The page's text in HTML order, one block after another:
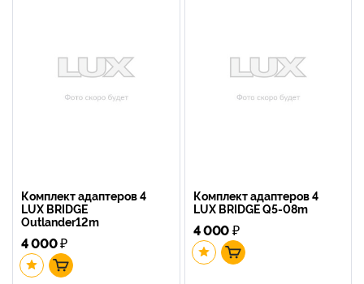
Комплект адаптеров 4
LUX BRIDGE
Outlander12m
4 000₽
Комплект адаптеров 4
LUX BRIDGE Q5-08m
4 000₽